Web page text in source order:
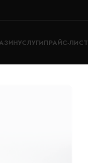
УСЛУГИПРАЙС-ЛИСТ